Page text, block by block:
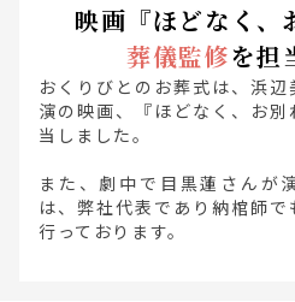
映画『ほどなく、
葬儀監修を担
おくりびとのお葬式は、浜
演の映画、『ほどなく、お
当しました。
また、劇中で目黒蓮さんが
は、弊社代表であり納棺師
行っております。